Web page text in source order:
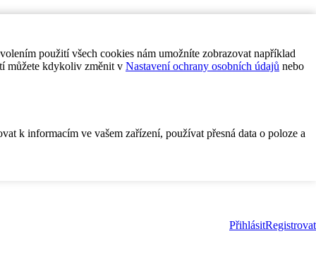
použití všech cookies nám umožníte zobrazovat například
můžete kdykoliv změnit v Nastavení ochrany osobních údajů nebo
k informacím ve vašem zařízení, používat přesná data o poloze a
PřihlásitRegistrovat